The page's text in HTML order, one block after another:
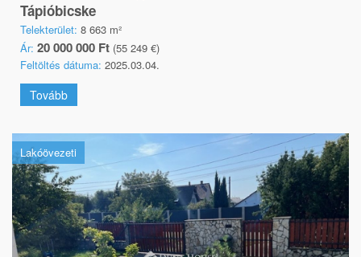
Tápióbicske
Telekterület: 8 663 m²
Ár: 20 000 000 Ft (55 249 €)
Feltöltés dátuma: 2025.03.04.
Tovább
Lakóövezeti